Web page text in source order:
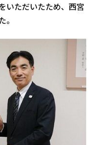
いただいたため、西宮